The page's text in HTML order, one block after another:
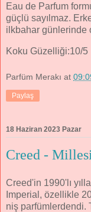
Eau de Parfum
güçlü sayılmaz.
ilkbahar günlerinde
Koku Güzelliği:10/5
Parfüm Merakı at
Paylaş
18 Haziran 2023 Pazar
Creed -
Creed'in 1990'lı
Imperial, özellikle
niş parfümlerdendi.